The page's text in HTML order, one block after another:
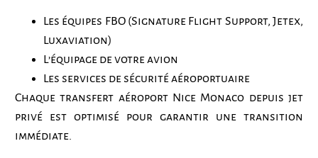
Les équipes FBO (Signature Flight Support, Jetex,
Luxaviation)
L’équipage de votre avion
Les services de sécurité aéroportuaire
Chaque transfert aéroport Nice Monaco depuis jet
privé est optimisé pour garantir une transition
immédiate.